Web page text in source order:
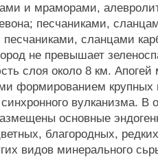
и мраморами,
песчаниками,
песчаниками, сланцами
не превышает
слоя около 8 км.
формированием крупных
вулканизма. В
основные
благородных,
видов минерального